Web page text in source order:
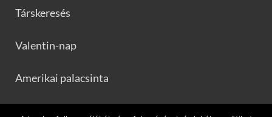
Társkeresés
Valentin-nap
Amerikai palacsinta